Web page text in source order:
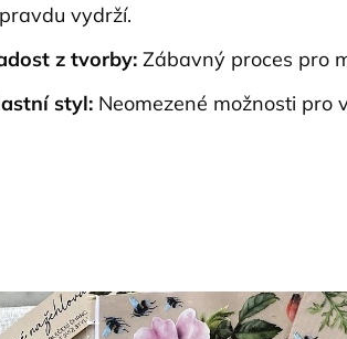
vydrží.
z tvorby: Zábavný proces pro
styl: Neomezené možnosti pro